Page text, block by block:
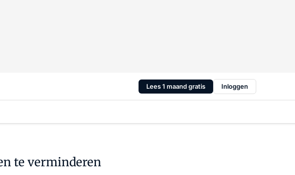
Lees 1 maand gratis Inloggen
te verminderen